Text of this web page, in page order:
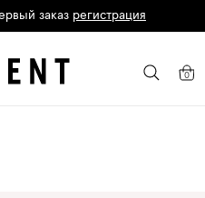
заказ регистрация
Москва 0